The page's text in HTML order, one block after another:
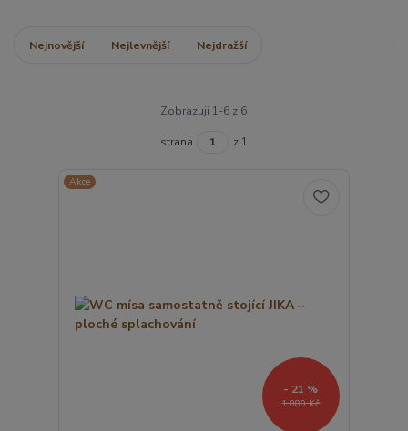
Nejnovější Nejlevnější Nejdražší
Zobrazuji 1-6 z 6
strana z 1
Akce
1 880 Kč
- 21 %